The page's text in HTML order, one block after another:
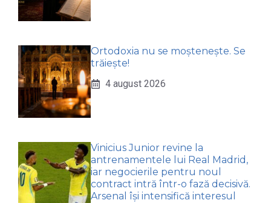
Ortodoxia nu se moștenește. Se
trăiește!
4 august 2026
Vinicius Junior revine la
antrenamentele lui Real Madrid,
iar negocierile pentru noul
contract intră într-o fază decisivă.
Arsenal își intensifică interesul